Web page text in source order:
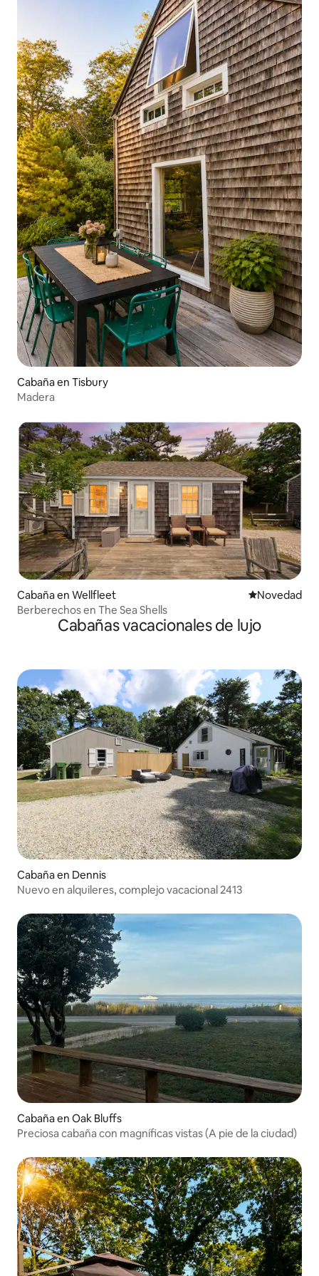
Cabaña en Tisbury
Madera
Cabaña en Wellfleet Lugar para
Novedad
Berberechos en The Sea Shells
Cabañas vacacionales de lujo
Cabaña en Dennis
Nuevo en alquileres, complejo vacacional 2413
Cabaña en Oak Bluffs
Preciosa cabaña con magníficas vistas (A pie de la ciudad)